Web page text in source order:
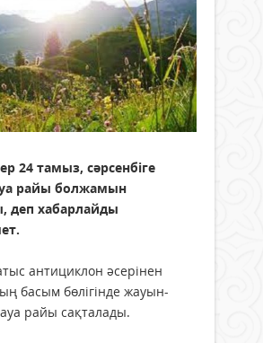
24 тамыз, сәрсенбіге
райы болжамын
деп хабарлайды
антициклон әсерінен
басым бөлігінде жауын-
райы сақталады.